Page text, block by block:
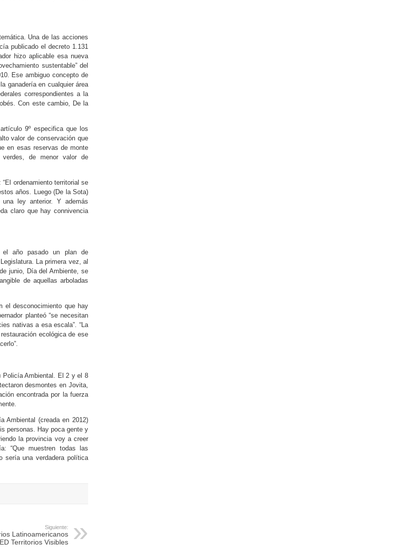
Una de las acciones
publicado el decreto 1.131
hizo aplicable esa nueva
sustentable” del
Ese ambiguo concepto de
ganadería en cualquier área
correspondientes a la
Con este cambio, De la
9º especifica que los
valor de conservación que
en esas reservas de monte
de menor valor de
ordenamiento territorial se
años. Luego (De la Sota)
ley anterior. Y además
claro que hay connivencia
el año pasado un plan de
La primera vez, al
junio, Día del Ambiente, se
de aquellas arboladas
el desconocimiento que hay
planteó “se necesitan
nativas a esa escala”. “La
ecológica de ese
Policía Ambiental. El 2 y el 8
desmontes en Jovita,
encontrada por la fuerza
Ambiental (creada en 2012)
personas. Hay poca gente y
la provincia voy a creer
“Que muestren todas las
sería una verdadera política
Siguiente:
Latinoamericanos
Territorios Visibles